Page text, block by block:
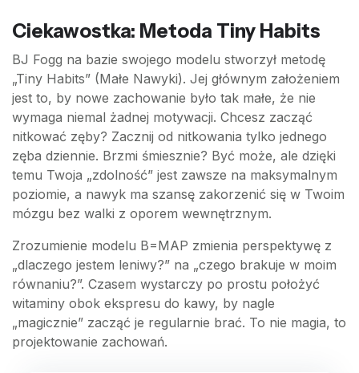
Ciekawostka: Metoda Tiny Habits
BJ Fogg na bazie swojego modelu stworzył metodę
„Tiny Habits” (Małe Nawyki). Jej głównym założeniem
jest to, by nowe zachowanie było tak małe, że nie
wymaga niemal żadnej motywacji. Chcesz zacząć
nitkować zęby? Zacznij od nitkowania tylko jednego
zęba dziennie. Brzmi śmiesznie? Być może, ale dzięki
temu Twoja „zdolność” jest zawsze na maksymalnym
poziomie, a nawyk ma szansę zakorzenić się w Twoim
mózgu bez walki z oporem wewnętrznym.
Zrozumienie modelu B=MAP zmienia perspektywę z
„dlaczego jestem leniwy?” na „czego brakuje w moim
równaniu?”. Czasem wystarczy po prostu położyć
witaminy obok ekspresu do kawy, by nagle
„magicznie” zacząć je regularnie brać. To nie magia, to
projektowanie zachowań.